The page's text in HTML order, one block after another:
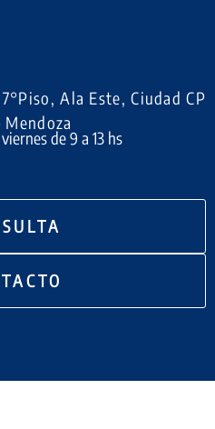
Ala Este, Ciudad CP
de 9 a 13 hs